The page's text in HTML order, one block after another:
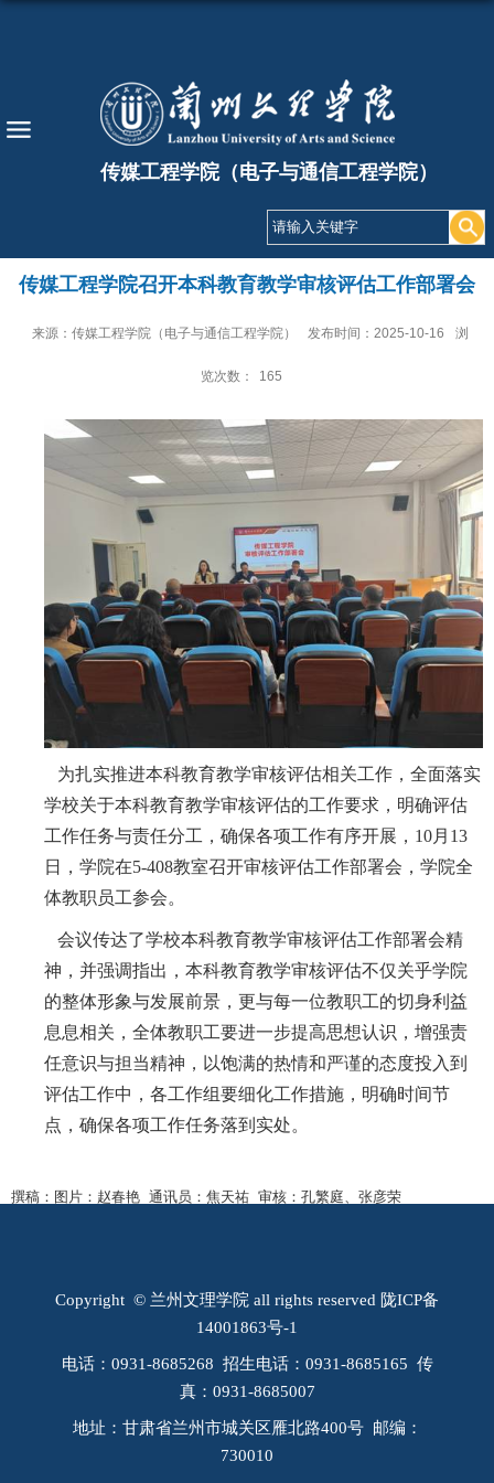
传媒工程学院（电子与通信工程学院）
传媒工程学院召开本科教育教学审核评估工作部署会
来源：传媒工程学院（电子与通信工程学院） 发布时间：2025-10-16 浏
览次数： 165
为扎实推进本科教育教学审核评估相关工作，全面落实
学校关于本科教育教学审核评估的工作要求，明确评估
工作任务与责任分工，确保各项工作有序开展，10月13
日，学院在5-408教室召开审核评估工作部署会，学院全
体教职员工参会。​
会议传达了学校本科教育教学审核评估工作部署会精
神，并强调指出，本科教育教学审核评估不仅关乎学院
的整体形象与发展前景，更与每一位教职工的切身利益
息息相关，全体教职工要进一步提高思想认识，增强责
任意识与担当精神，以饱满的热情和严谨的态度投入到
评估工作中，各工作组要细化工作措施，明确时间节
点，确保各项工作任务落到实处。
撰稿： 图片：赵春艳 通讯员： 焦天祐 审核： 孔繁庭、张彦荣
Copyright © 兰州文理学院 all rights reserved 陇ICP备
14001863号-1
电话：0931-8685268 招生电话：0931-8685165 传
真：0931-8685007
地址：甘肃省兰州市城关区雁北路400号 邮编：
730010